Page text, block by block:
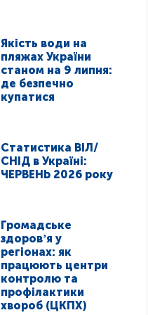
Якість води на
пляжах України
станом на 9 липня:
де безпечно
купатися
Статистика ВІЛ/
СНІД в Україні:
ЧЕРВЕНЬ 2026 року
Громадське
здоровʼя у
регіонах: як
працюють центри
контролю та
профілактики
хвороб (ЦКПХ)